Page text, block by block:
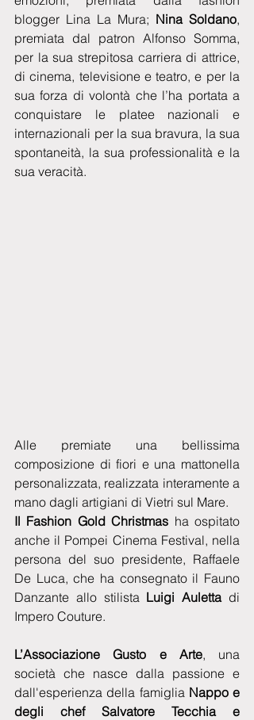
blogger Lina La Mura; Nina Soldano,
premiata dal patron Alfonso Somma,
per la sua strepitosa carriera di attrice,
di cinema, televisione e teatro, e per la
sua forza di volontà che l’ha portata a
conquistare le platee nazionali e
internazionali per la sua bravura, la sua
spontaneità, la sua professionalità e la
sua veracità.
Alle premiate una bellissima
composizione di fiori e una mattonella
personalizzata, realizzata interamente a
mano dagli artigiani di Vietri sul Mare.
Il Fashion Gold Christmas ha ospitato
anche il Pompei Cinema Festival, nella
persona del suo presidente, Raffaele
De Luca, che ha consegnato il Fauno
Danzante allo stilista Luigi Auletta di
Impero Couture.
L’Associazione Gusto e Arte, una
società che nasce dalla passione e
dall'esperienza della famiglia Nappo e
degli chef Salvatore Tecchia e